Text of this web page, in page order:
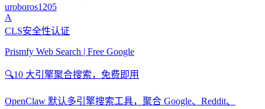
uroboros1205
A
CLS安全性认证
Prismfy Web Search | Free Google
🔍10 大引擎聚合搜索，免费即用
OpenClaw 默认多引擎搜索工具，聚合 Google、Reddit、